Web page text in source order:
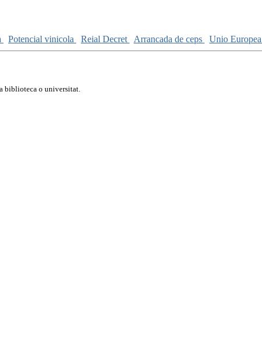
Potencial vinicola Reial Decret Arrancada de ceps Unio Europea
biblioteca o universitat.